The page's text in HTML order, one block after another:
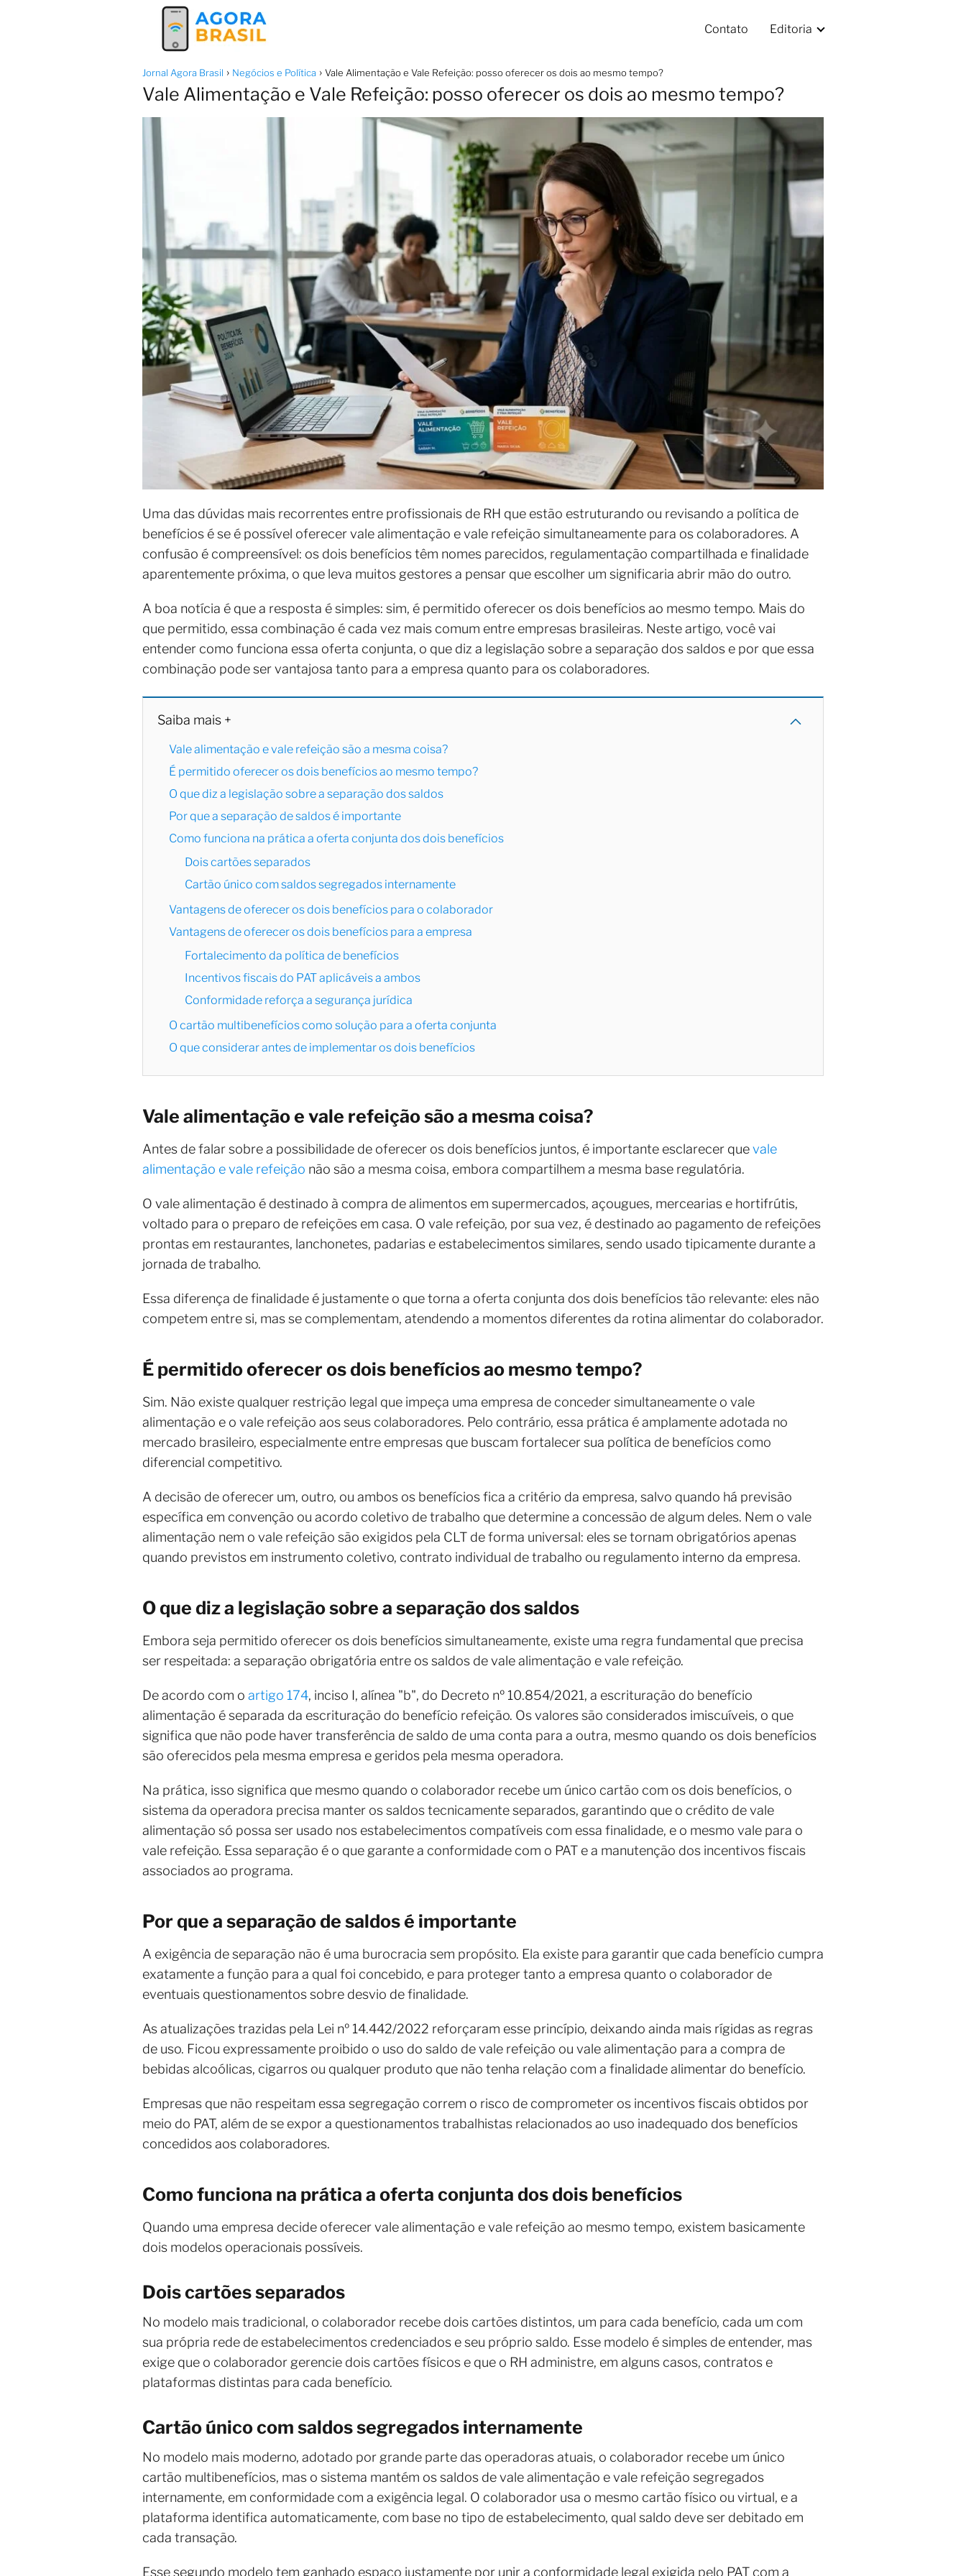
Contato Editoria
Jornal Agora Brasil Negócios e Política Vale Alimentação e Vale Refeição: posso oferecer os dois ao mesmo tempo?
Vale Alimentação e Vale Refeição: posso oferecer os dois ao mesmo tempo?
Uma das dúvidas mais recorrentes entre profissionais de RH que estão estruturando ou revisando a política de
benefícios é se é possível oferecer vale alimentação e vale refeição simultaneamente para os colaboradores. A
confusão é compreensível: os dois benefícios têm nomes parecidos, regulamentação compartilhada e finalidade
aparentemente próxima, o que leva muitos gestores a pensar que escolher um significaria abrir mão do outro.
A boa notícia é que a resposta é simples: sim, é permitido oferecer os dois benefícios ao mesmo tempo. Mais do
que permitido, essa combinação é cada vez mais comum entre empresas brasileiras. Neste artigo, você vai
entender como funciona essa oferta conjunta, o que diz a legislação sobre a separação dos saldos e por que essa
combinação pode ser vantajosa tanto para a empresa quanto para os colaboradores.
Saiba mais +
Vale alimentação e vale refeição são a mesma coisa?
É permitido oferecer os dois benefícios ao mesmo tempo?
O que diz a legislação sobre a separação dos saldos
Por que a separação de saldos é importante
Como funciona na prática a oferta conjunta dos dois benefícios
Dois cartões separados
Cartão único com saldos segregados internamente
Vantagens de oferecer os dois benefícios para o colaborador
Vantagens de oferecer os dois benefícios para a empresa
Fortalecimento da política de benefícios
Incentivos fiscais do PAT aplicáveis a ambos
Conformidade reforça a segurança jurídica
O cartão multibenefícios como solução para a oferta conjunta
O que considerar antes de implementar os dois benefícios
Vale alimentação e vale refeição são a mesma coisa?
Antes de falar sobre a possibilidade de oferecer os dois benefícios juntos, é importante esclarecer quevale
alimentação e vale refeição não são a mesma coisa, embora compartilhem a mesma base regulatória.
O vale alimentação é destinado à compra de alimentos em supermercados, açougues, mercearias e hortifrútis,
voltado para o preparo de refeições em casa. O vale refeição, por sua vez, é destinado ao pagamento de refeições
prontas em restaurantes, lanchonetes, padarias e estabelecimentos similares, sendo usado tipicamente durante a
jornada de trabalho.
Essa diferença de finalidade é justamente o que torna a oferta conjunta dos dois benefícios tão relevante: eles não
competem entre si, mas se complementam, atendendo a momentos diferentes da rotina alimentar do colaborador.
É permitido oferecer os dois benefícios ao mesmo tempo?
Sim. Não existe qualquer restrição legal que impeça uma empresa de conceder simultaneamente o vale
alimentação e o vale refeição aos seus colaboradores. Pelo contrário, essa prática é amplamente adotada no
mercado brasileiro, especialmente entre empresas que buscam fortalecer sua política de benefícios como
diferencial competitivo.
A decisão de oferecer um, outro, ou ambos os benefícios fica a critério da empresa, salvo quando há previsão
específica em convenção ou acordo coletivo de trabalho que determine a concessão de algum deles. Nem o vale
alimentação nem o vale refeição são exigidos pela CLT de forma universal: eles se tornam obrigatórios apenas
quando previstos em instrumento coletivo, contrato individual de trabalho ou regulamento interno da empresa.
O que diz a legislação sobre a separação dos saldos
Embora seja permitido oferecer os dois benefícios simultaneamente, existe uma regra fundamental que precisa
ser respeitada: a separação obrigatória entre os saldos de vale alimentação e vale refeição.
De acordo com o artigo 174, inciso I, alínea "b", do Decreto nº 10.854/2021, a escrituração do benefício
alimentação é separada da escrituração do benefício refeição. Os valores são considerados imiscuíveis, o que
significa que não pode haver transferência de saldo de uma conta para a outra, mesmo quando os dois benefícios
são oferecidos pela mesma empresa e geridos pela mesma operadora.
Na prática, isso significa que mesmo quando o colaborador recebe um único cartão com os dois benefícios, o
sistema da operadora precisa manter os saldos tecnicamente separados, garantindo que o crédito de vale
alimentação só possa ser usado nos estabelecimentos compatíveis com essa finalidade, e o mesmo vale para o
vale refeição. Essa separação é o que garante a conformidade com o PAT e a manutenção dos incentivos fiscais
associados ao programa.
Por que a separação de saldos é importante
A exigência de separação não é uma burocracia sem propósito. Ela existe para garantir que cada benefício cumpra
exatamente a função para a qual foi concebido, e para proteger tanto a empresa quanto o colaborador de
eventuais questionamentos sobre desvio de finalidade.
As atualizações trazidas pela Lei nº 14.442/2022 reforçaram esse princípio, deixando ainda mais rígidas as regras
de uso. Ficou expressamente proibido o uso do saldo de vale refeição ou vale alimentação para a compra de
bebidas alcoólicas, cigarros ou qualquer produto que não tenha relação com a finalidade alimentar do benefício.
Empresas que não respeitam essa segregação correm o risco de comprometer os incentivos fiscais obtidos por
meio do PAT, além de se expor a questionamentos trabalhistas relacionados ao uso inadequado dos benefícios
concedidos aos colaboradores.
Como funciona na prática a oferta conjunta dos dois benefícios
Quando uma empresa decide oferecer vale alimentação e vale refeição ao mesmo tempo, existem basicamente
dois modelos operacionais possíveis.
Dois cartões separados
No modelo mais tradicional, o colaborador recebe dois cartões distintos, um para cada benefício, cada um com
sua própria rede de estabelecimentos credenciados e seu próprio saldo. Esse modelo é simples de entender, mas
exige que o colaborador gerencie dois cartões físicos e que o RH administre, em alguns casos, contratos e
plataformas distintas para cada benefício.
Cartão único com saldos segregados internamente
No modelo mais moderno, adotado por grande parte das operadoras atuais, o colaborador recebe um único
cartão multibenefícios, mas o sistema mantém os saldos de vale alimentação e vale refeição segregados
internamente, em conformidade com a exigência legal. O colaborador usa o mesmo cartão físico ou virtual, e a
plataforma identifica automaticamente, com base no tipo de estabelecimento, qual saldo deve ser debitado em
cada transação.
Esse segundo modelo tem ganhado espaço justamente por unir a conformidade legal exigida pelo PAT com a